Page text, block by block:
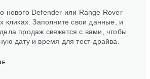
нового Defender или Range Rover —
кликах. Заполните свои данные, и
продаж свяжется с вами, чтобы
дату и время для тест-драйва.